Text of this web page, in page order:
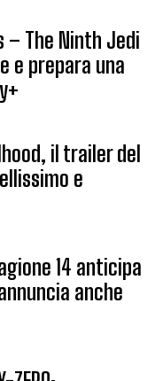
– The Ninth Jedi
e prepara una
il trailer del
e
14 anticipa
anche